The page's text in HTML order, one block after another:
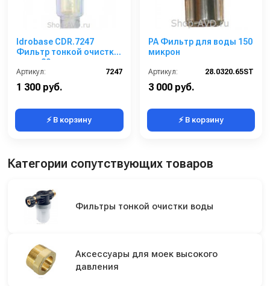
Idrobase CDR.7247
Фильтр тонкой очистки
воды 80 микрон
Артикул: 7247
1 300 руб.
⚡ В корзину
PA Фильтр для воды 150
микрон
Артикул: 28.0320.65ST
3 000 руб.
⚡ В корзину
Категории сопутствующих товаров
Фильтры тонкой очистки воды
Аксессуары для моек высокого
давления